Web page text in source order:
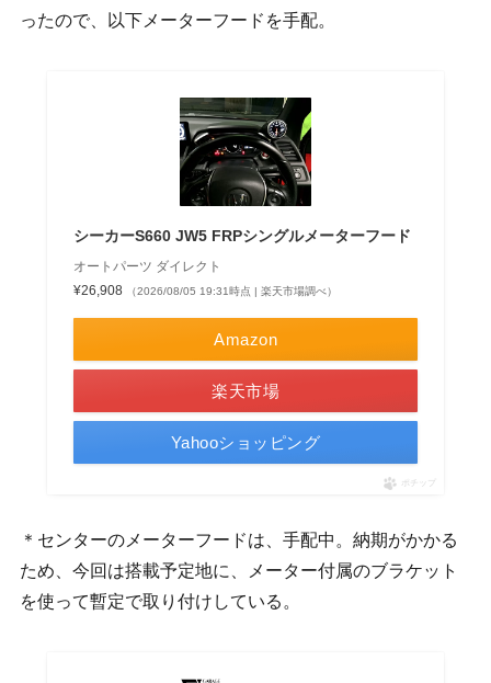
ったので、以下メーターフードを手配。
シーカーS660 JW5 FRPシングルメーターフード
オートパーツ ダイレクト
¥26,908
（2026/08/05 19:31時点 | 楽天市場調べ）
Amazon
楽天市場
Yahooショッピング
ポチップ
＊センターのメーターフードは、手配中。納期がかかる
ため、今回は搭載予定地に、メーター付属のブラケット
を使って暫定で取り付けしている。